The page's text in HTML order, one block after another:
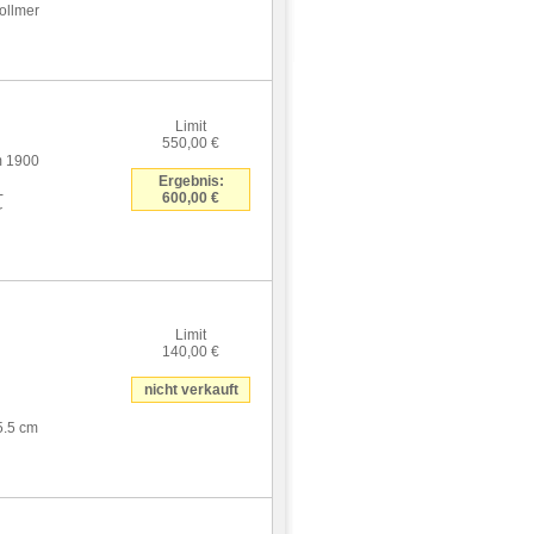
1900
Limit
550,00 €
Ergebnis:
600,00 €
cm
Limit
140,00 €
nicht verkauft